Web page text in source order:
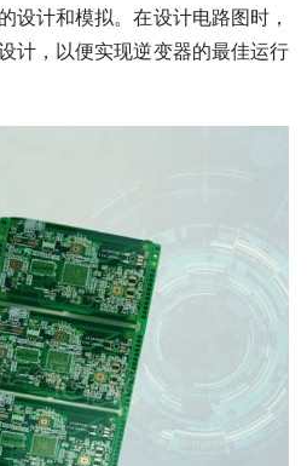
设计和模拟。在设计电路图时，
计，以便实现逆变器的最佳运行